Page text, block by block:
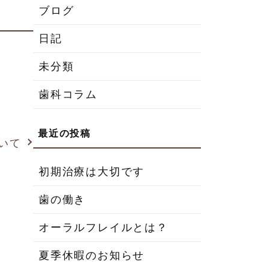
て
ブログ
日記
未分類
歯科コラム
初期治療は大切です
歯の働き
オーラルフレイルとは？
夏季休暇のお知らせ